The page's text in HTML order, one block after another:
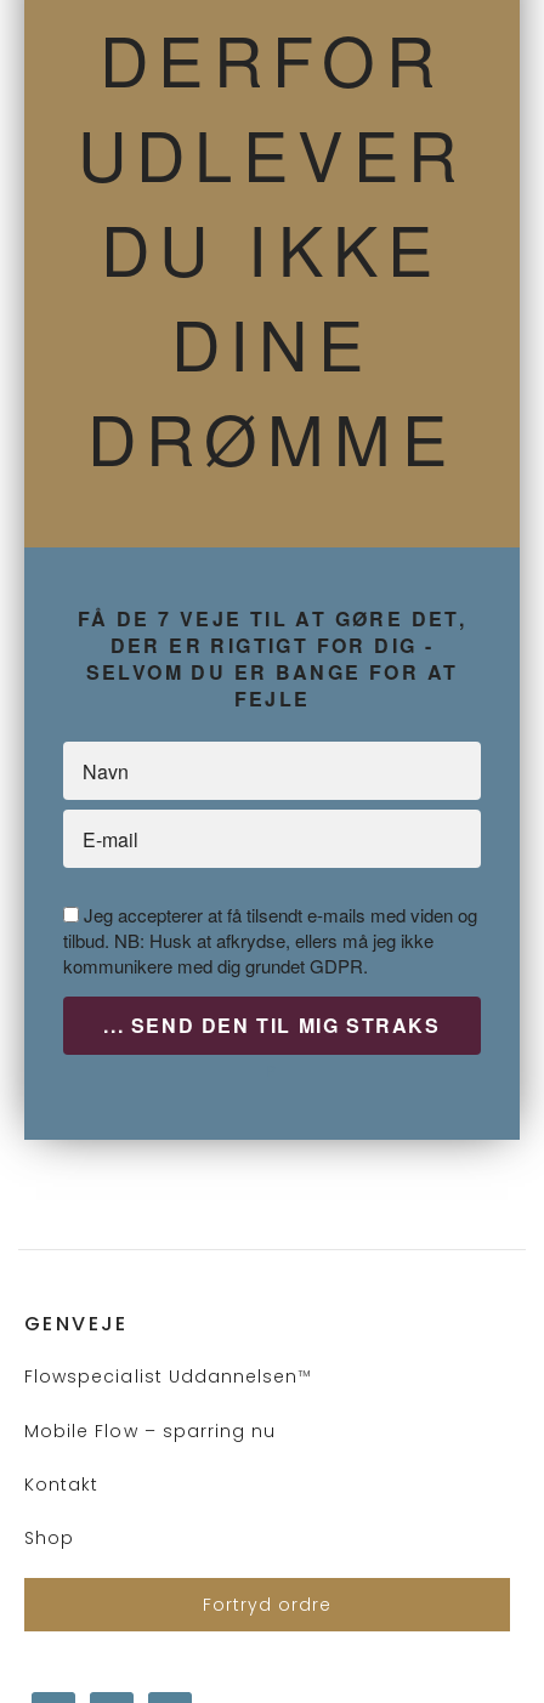
DERFOR
UDLEVER
DU IKKE
DINE
DRØMME
FÅ DE 7 VEJE TIL AT GØRE DET,
DER ER RIGTIGT FOR DIG -
SELVOM DU ER BANGE FOR AT
FEJLE
Jeg accepterer at få tilsendt e-mails med viden og
tilbud. NB: Husk at afkrydse, ellers må jeg ikke
kommunikere med dig grundet GDPR.
GENVEJE
Flowspecialist Uddannelsen™
Mobile Flow – sparring nu
Kontakt
Shop
Fortryd ordre